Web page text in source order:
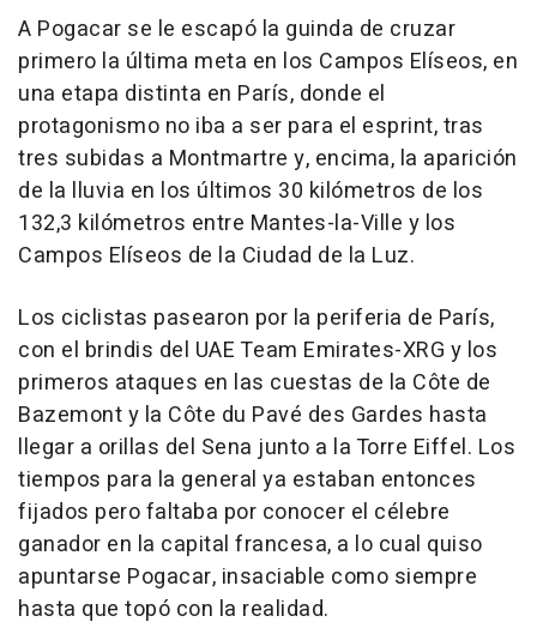
A Pogacar se le escapó la guinda de cruzar
primero la última meta en los Campos Elíseos, en
una etapa distinta en París, donde el
protagonismo no iba a ser para el esprint, tras
tres subidas a Montmartre y, encima, la aparición
de la lluvia en los últimos 30 kilómetros de los
132,3 kilómetros entre Mantes-la-Ville y los
Campos Elíseos de la Ciudad de la Luz.
Los ciclistas pasearon por la periferia de París,
con el brindis del UAE Team Emirates-XRG y los
primeros ataques en las cuestas de la Côte de
Bazemont y la Côte du Pavé des Gardes hasta
llegar a orillas del Sena junto a la Torre Eiffel. Los
tiempos para la general ya estaban entonces
fijados pero faltaba por conocer el célebre
ganador en la capital francesa, a lo cual quiso
apuntarse Pogacar, insaciable como siempre
hasta que topó con la realidad.